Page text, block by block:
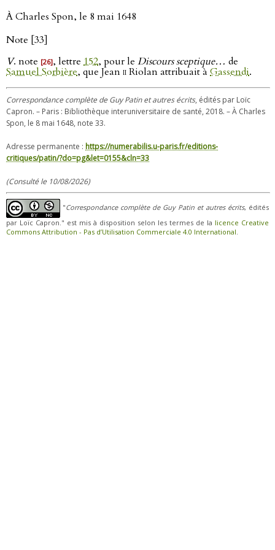
À Charles Spon, le 8 mai 1648
Note [33]
V. note [26], lettre 152, pour le Discours sceptique… de
Samuel Sorbière, que JeaniiRiolan attribuait à Gassendi.
Correspondance complète de Guy Patin et autres écrits, édités par Loïc
Capron. – Paris : Bibliothèque interuniversitaire de santé, 2018. – À Charles
Spon, le 8 mai 1648, note 33.
Adresse permanente : https://numerabilis.u-paris.fr/editions-
critiques/patin/?do=pg&let=0155&cln=33
(Consulté le 10/08/2026)
"Correspondance complète de Guy Patin et autres écrits, édités
par Loïc Capron." est mis à disposition selon les termes de la licence Creative
Commons Attribution - Pas d’Utilisation Commerciale 4.0 International.